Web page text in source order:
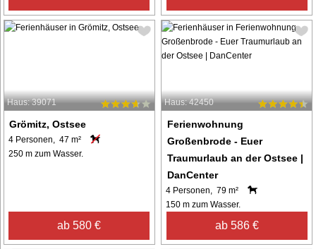
Haus: 39071
Grömitz, Ostsee
4 Personen, 47 m²
250 m zum Wasser.
ab 580 €
Haus: 42450
Ferienwohnung
Großenbrode - Euer
Traumurlaub an der Ostsee |
DanCenter
4 Personen, 79 m²
150 m zum Wasser.
ab 586 €